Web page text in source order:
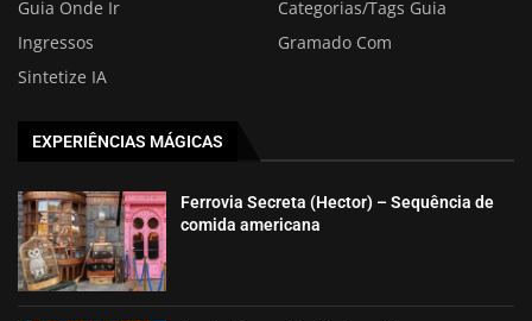
Guia Onde Ir
Categorias/Tags Guia
Ingressos
Gramado Com
Sintetize IA
EXPERIÊNCIAS MÁGICAS
Ferrovia Secreta (Hector) – Sequência de
comida americana